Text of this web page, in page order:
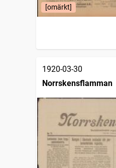
[omärkt]
1920-03-30
Norrskensflamman